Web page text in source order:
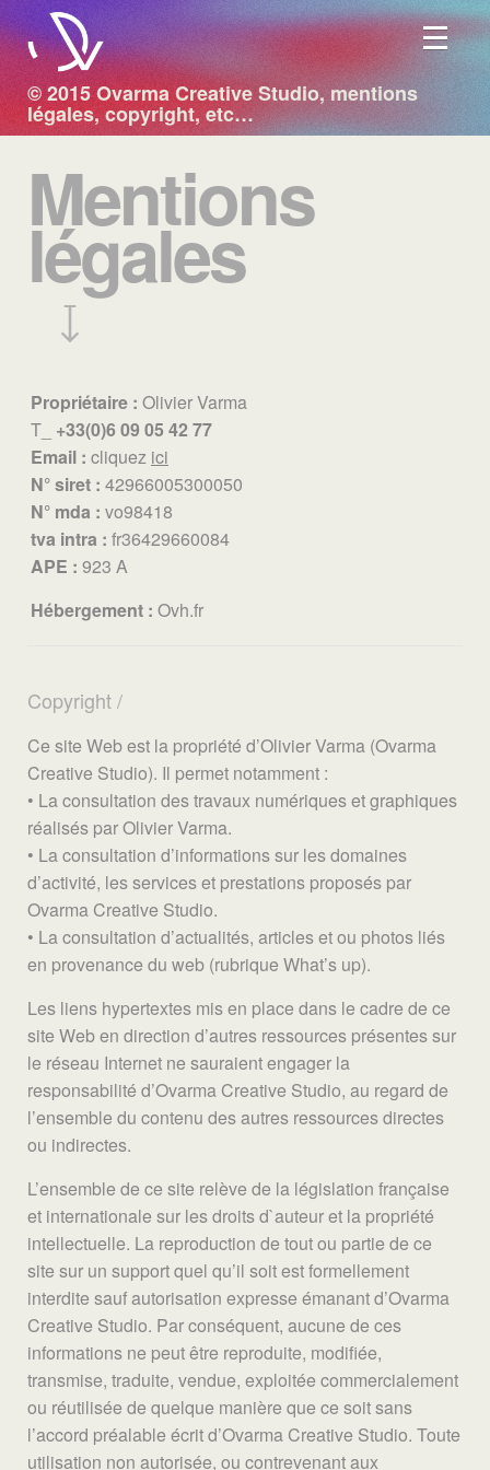
Aller au contenu principal
© 2015 Ovarma Creative Studio, mentions
légales, copyright, etc…
Mentions
légales
Propriétaire : Olivier Varma
T_ +33(0)6 09 05 42 77
Email : cliquez ici
N° siret : 42966005300050
N° mda : vo98418
tva intra : fr36429660084
APE : 923 A
Hébergement : Ovh.fr
Copyright
Ce site Web est la propriété d’Olivier Varma (Ovarma
Creative Studio). Il permet notamment :
• La consultation des travaux numériques et graphiques
réalisés par Olivier Varma.
• La consultation d’informations sur les domaines
d’activité, les services et prestations proposés par
Ovarma Creative Studio.
• La consultation d’actualités, articles et ou photos liés
en provenance du web (rubrique What’s up).
Les liens hypertextes mis en place dans le cadre de ce
site Web en direction d’autres ressources présentes sur
le réseau Internet ne sauraient engager la
responsabilité d’Ovarma Creative Studio, au regard de
l’ensemble du contenu des autres ressources directes
ou indirectes.
L’ensemble de ce site relève de la législation française
et internationale sur les droits d`auteur et la propriété
intellectuelle. La reproduction de tout ou partie de ce
site sur un support quel qu’il soit est formellement
interdite sauf autorisation expresse émanant d’Ovarma
Creative Studio. Par conséquent, aucune de ces
informations ne peut être reproduite, modifiée,
transmise, traduite, vendue, exploitée commercialement
ou réutilisée de quelque manière que ce soit sans
l’accord préalable écrit d’Ovarma Creative Studio. Toute
utilisation non autorisée, ou contrevenant aux